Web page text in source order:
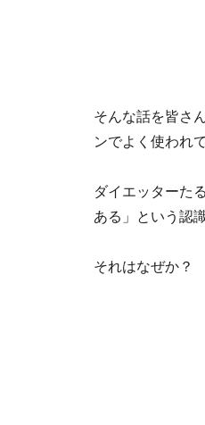
そんな話を皆さ
ンでよく使われ
ダイエッターた
ある」という認
それはなぜか？